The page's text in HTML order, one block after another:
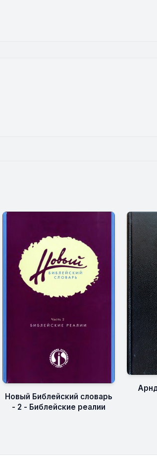
Новый Библейский словарь
- 2 - Библейские реалии